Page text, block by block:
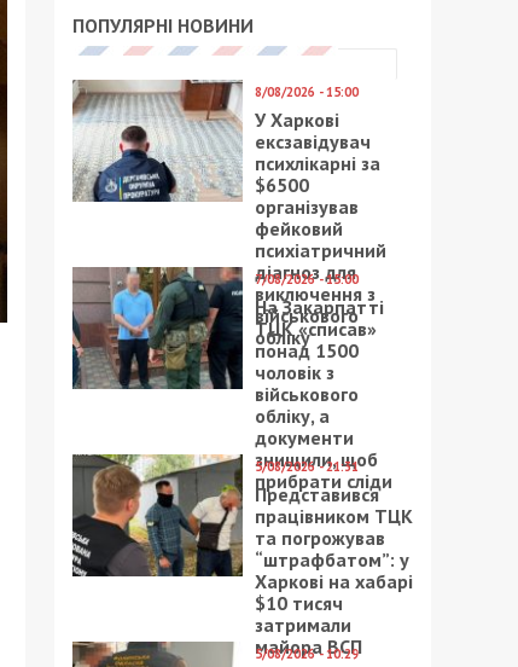
ПОПУЛЯРНІ НОВИНИ
8/08/2026 - 15:00
У Харкові
ексзавідувач
психлікарні за
$6500
організував
фейковий
психіатричний
діагноз для
виключення з
військового
обліку
7/08/2026 - 15:00
На Закарпатті
ТЦК «списав»
понад 1500
чоловік з
військового
обліку, а
документи
знищили, щоб
прибрати сліди
5/08/2026 - 21:31
Представився
працівником ТЦК
та погрожував
“штрафбатом”: у
Харкові на хабарі
$10 тисяч
затримали
майора ВСП
5/08/2026 - 10:29